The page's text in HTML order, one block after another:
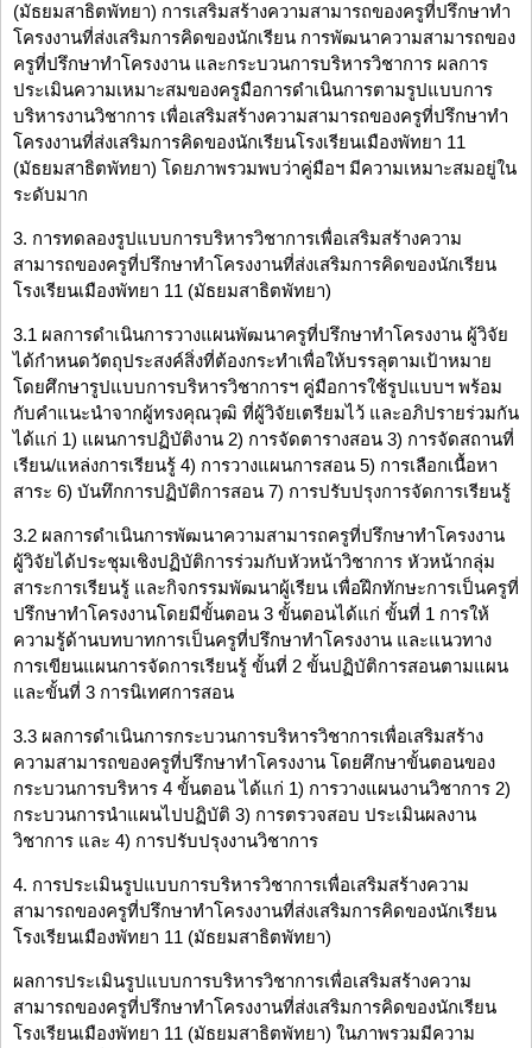
(มัธยมสาธิตพัทยา) การเสริมสร้างความสามารถของครูที่ปรึกษาทำ
โครงงานที่ส่งเสริมการคิดของนักเรียน การพัฒนาความสามารถของ
ครูที่ปรึกษาทำโครงงาน และกระบวนการบริหารวิชาการ ผลการ
ประเมินความเหมาะสมของครูมือการดำเนินการตามรูปแบบการ
บริหารงานวิชาการ เพื่อเสริมสร้างความสามารถของครูที่ปรึกษาทำ
โครงงานที่ส่งเสริมการคิดของนักเรียนโรงเรียนเมืองพัทยา 11
(มัธยมสาธิตพัทยา) โดยภาพรวมพบว่าคู่มือฯ มีความเหมาะสมอยู่ใน
ระดับมาก
3. การทดลองรูปแบบการบริหารวิชาการเพื่อเสริมสร้างความ
สามารถของครูที่ปรึกษาทำโครงงานที่ส่งเสริมการคิดของนักเรียน
โรงเรียนเมืองพัทยา 11 (มัธยมสาธิตพัทยา)
3.1 ผลการดำเนินการวางแผนพัฒนาครูที่ปรึกษาทำโครงงาน ผู้วิจัย
ได้กำหนดวัตถุประสงค์สิ่งที่ต้องกระทำเพื่อให้บรรลุตามเป้าหมาย
โดยศึกษารูปแบบการบริหารวิชาการฯ คู่มือการใช้รูปแบบฯ พร้อม
กับคำแนะนำจากผู้ทรงคุณวุฒิ ที่ผู้วิจัยเตรียมไว้ และอภิปรายร่วมกัน
ได้แก่ 1) แผนการปฏิบัติงาน 2) การจัดตารางสอน 3) การจัดสถานที่
เรียน/แหล่งการเรียนรู้ 4) การวางแผนการสอน 5) การเลือกเนื้อหา
สาระ 6) บันทึกการปฏิบัติการสอน 7) การปรับปรุงการจัดการเรียนรู้
3.2 ผลการดำเนินการพัฒนาความสามารถครูที่ปรึกษาทำโครงงาน
ผู้วิจัยได้ประชุมเชิงปฏิบัติการร่วมกับหัวหน้าวิชาการ หัวหน้ากลุ่ม
สาระการเรียนรู้ และกิจกรรมพัฒนาผู้เรียน เพื่อฝึกทักษะการเป็นครูที่
ปรึกษาทำโครงงานโดยมีขั้นตอน 3 ขั้นตอนได้แก่ ขั้นที่ 1 การให้
ความรู้ด้านบทบาทการเป็นครูที่ปรึกษาทำโครงงาน และแนวทาง
การเขียนแผนการจัดการเรียนรู้ ขั้นที่ 2 ขั้นปฏิบัติการสอนตามแผน
และขั้นที่ 3 การนิเทศการสอน
3.3 ผลการดำเนินการกระบวนการบริหารวิชาการเพื่อเสริมสร้าง
ความสามารถของครูที่ปรึกษาทำโครงงาน โดยศึกษาขั้นตอนของ
กระบวนการบริหาร 4 ขั้นตอน ได้แก่ 1) การวางแผนงานวิชาการ 2)
กระบวนการนำแผนไปปฏิบัติ 3) การตรวจสอบ ประเมินผลงาน
วิชาการ และ 4) การปรับปรุงงานวิชาการ
4. การประเมินรูปแบบการบริหารวิชาการเพื่อเสริมสร้างความ
สามารถของครูที่ปรึกษาทำโครงงานที่ส่งเสริมการคิดของนักเรียน
โรงเรียนเมืองพัทยา 11 (มัธยมสาธิตพัทยา)
ผลการประเมินรูปแบบการบริหารวิชาการเพื่อเสริมสร้างความ
สามารถของครูที่ปรึกษาทำโครงงานที่ส่งเสริมการคิดของนักเรียน
โรงเรียนเมืองพัทยา 11 (มัธยมสาธิตพัทยา) ในภาพรวมมีความ